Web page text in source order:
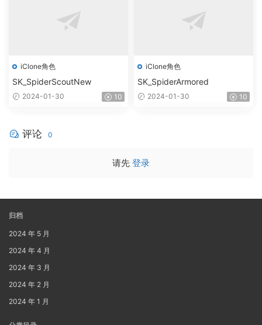
iClone角色
SK_SpiderScoutNew
2024-01-30 10
iClone角色
SK_SpiderArmored
2024-01-30 10
评论 0
请先 登录
归档
2024 年 5 月
2024 年 4 月
2024 年 3 月
2024 年 2 月
2024 年 1 月